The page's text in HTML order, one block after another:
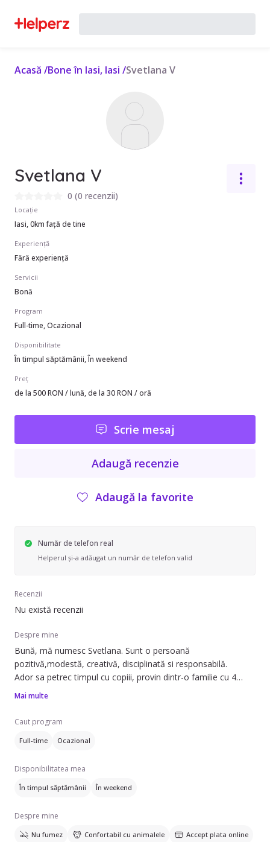
Acasă /Bone în Iasi, Iasi /Svetlana V
Svetlana V
0 (0 recenzii)
Locație
Iasi, 0km față de tine
Experiență
Fără experiență
Servicii
Bonă
Program
Full-time, Ocazional
Disponibilitate
În timpul săptămânii, În weekend
Preț
de la 500 RON / lună, de la 30 RON / oră
Scrie mesaj
Adaugă recenzie
Adaugă la favorite
Număr de telefon real
Helperul și-a adăugat un număr de telefon valid
Recenzii
Nu există recenzii
Despre mine
Bună, mă numesc Svetlana. Sunt o persoană
pozitivă,modestă, creativă, disciplinată si responsabilă.
Ador sa petrec timpul cu copiii, provin dintr-o familie cu 4
copii și pot zice ca am experiență cu cei mici .
dumneavoastră 🥰.
Mai multe
Caut program
Full-time Ocazional
Disponibilitatea mea
În timpul săptămânii În weekend
Despre mine
Nu fumez Confortabil cu animalele Accept plata online